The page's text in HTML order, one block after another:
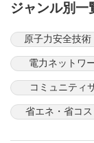
ジャンル別一
原子力安全技術
電力ネットワ
コミュニティ
省エネ・省コ